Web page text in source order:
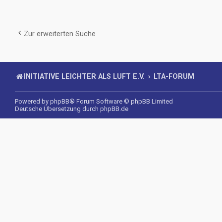
Zur erweiterten Suche
INITIATIVE LEICHTER ALS LUFT E.V. LTA-FORUM
Powered by phpBB® Forum Software © phpBB Limited
Deutsche Übersetzung durch phpBB.de